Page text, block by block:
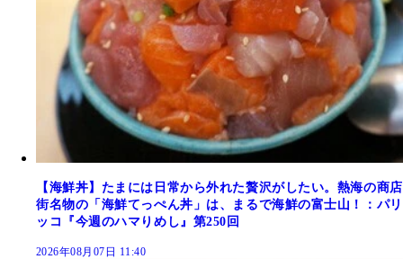
【海鮮丼】たまには日常から外れた贅沢がしたい。熱海の商店
街名物の「海鮮てっぺん丼」は、まるで海鮮の富士山！：パリ
ッコ『今週のハマりめし』第250回
2026年08月07日 11:40